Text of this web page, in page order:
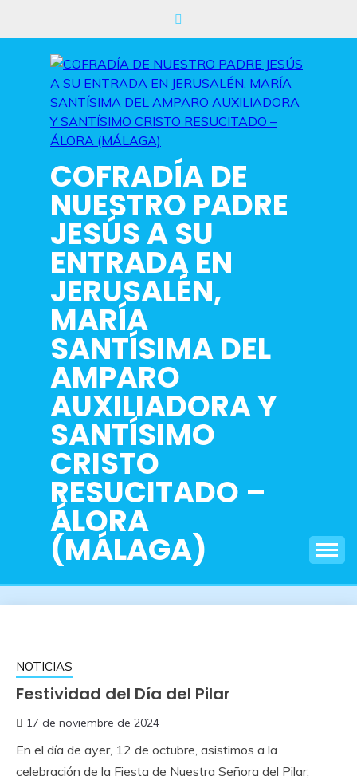
COFRADÍA DE
NUESTRO PADRE
JESÚS A SU
ENTRADA EN
JERUSALÉN,
MARÍA
SANTÍSIMA DEL
AMPARO
AUXILIADORA Y
SANTÍSIMO
CRISTO
RESUCITADO –
ÁLORA
(MÁLAGA)
NOTICIAS
Festividad del Día del Pilar
17 de noviembre de 2024
En el día de ayer, 12 de octubre, asistimos a la
celebración de la Fiesta de Nuestra Señora del Pilar,